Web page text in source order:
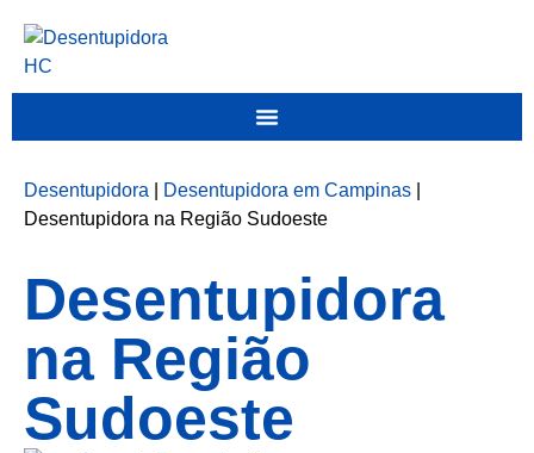
Desentupidora Desentupidora em Campinas
Desentupidora na Região Sudoeste
Desentupidora
na Região
Sudoeste